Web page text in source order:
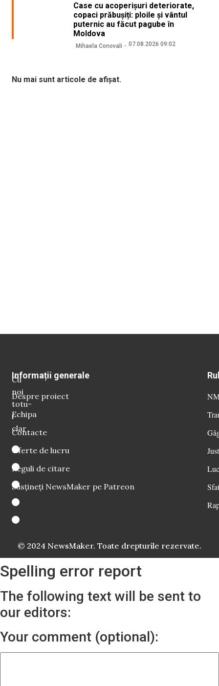
Case cu acoperișuri deteriorate,
copaci prăbușiți: ploile și vântul
puternic au făcut pagube în
Moldova
Mihaela Conovali 07.08.2026 09:02
Nu mai sunt articole de afișat.
Cu
noi
totu-
i
clar
Informații generale
Despre proiect
Echipa
Contacte
Oferte de lucru
Reguli de citare
Susțineți NewsMaker pe Patreon
© 2024 NewsMaker. Toate drepturile rezervate.
Spelling error report
The following text will be sent to
our editors:
Your comment (optional):